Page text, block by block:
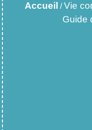
Accueil /Vie
Guide